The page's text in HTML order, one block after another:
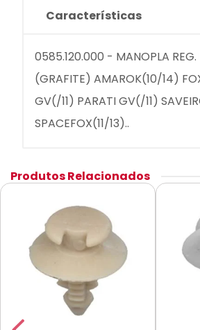
Características
0585.120.000 - MANOPLA
(GRAFITE) AMAROK(10/14)
GV(/11) PARATI GV(/11)
SPACEFOX(11/13)..
Produtos Relacionados